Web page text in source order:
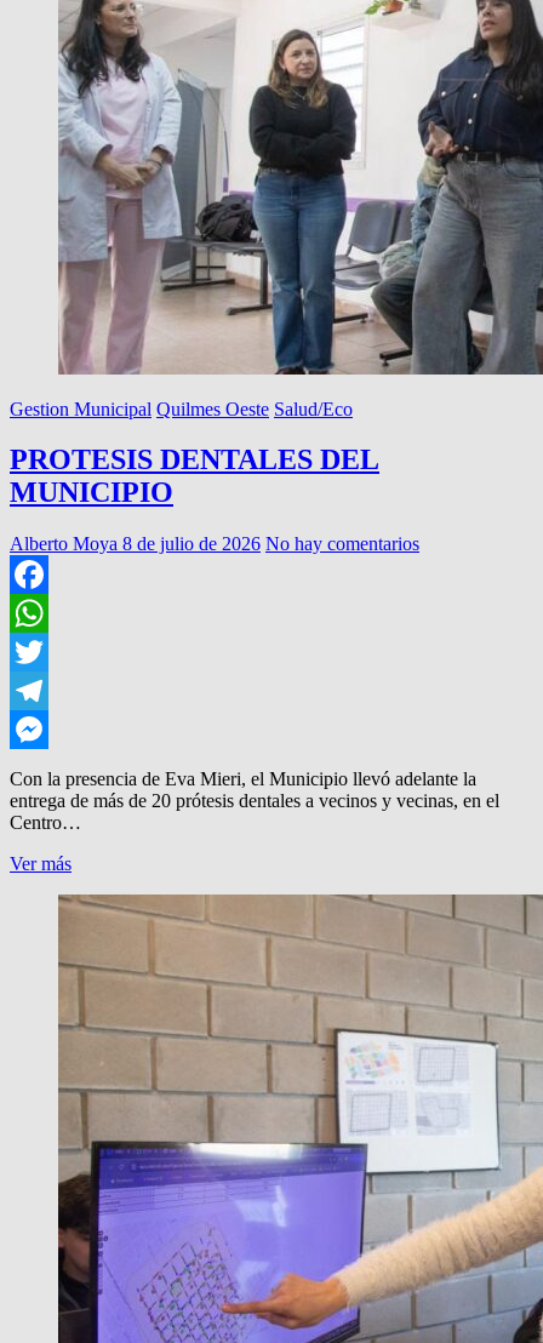
Gestion Municipal Quilmes Oeste Salud/Eco
PROTESIS DENTALES DEL
MUNICIPIO
Alberto Moya 8 de julio de 2026 No hay comentarios
Facebook
WhatsApp
Twitter
Telegram
Messenger
Con la presencia de Eva Mieri, el Municipio llevó adelante la
entrega de más de 20 prótesis dentales a vecinos y vecinas, en el
Centro…
Ver másPROTESIS
DEL